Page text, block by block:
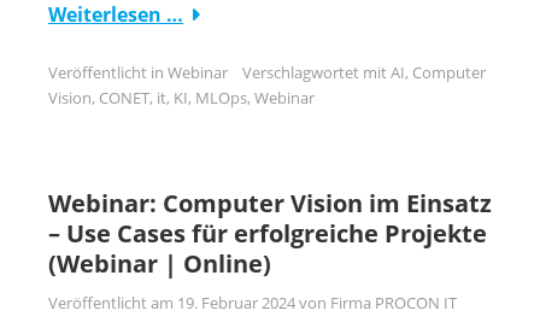
Weiterlesen …
Veröffentlicht in Webinar Verschlagwortet mitAI, Computer
Vision, CONET, it, KI, MLOps, Webinar
Webinar: Computer Vision im Einsatz
– Use Cases für erfolgreiche Projekte
(Webinar | Online)
Veröffentlicht am 19. Februar 2024von Firma PROCON IT